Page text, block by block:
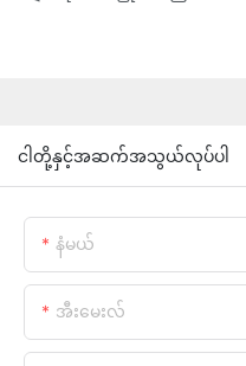
ငါတို့နှင့်အဆက်အသွယ်လုပ်ပါ
နံမယ်
အီးမေးလ်